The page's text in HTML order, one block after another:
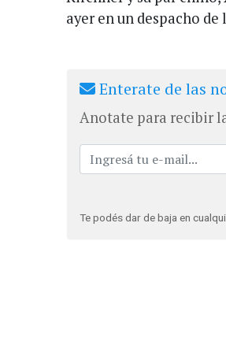
ayer en un despacho
Enterate de las
Anotate para recibir
Te podés dar de baja en